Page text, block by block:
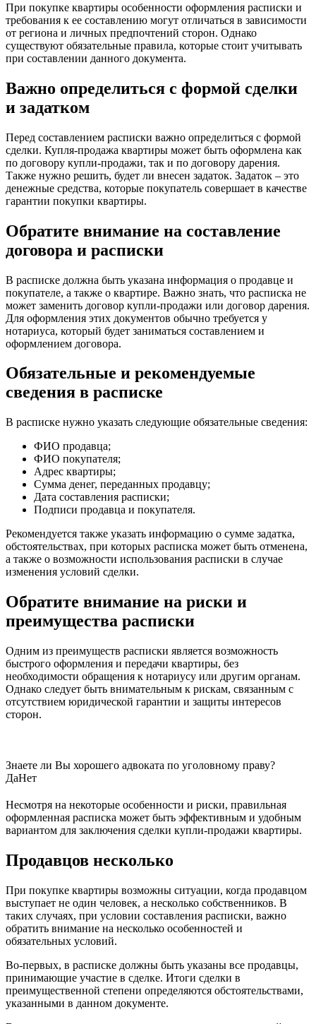
При покупке квартиры особенности оформления расписки и
требования к ее составлению могут отличаться в зависимости
от региона и личных предпочтений сторон. Однако
существуют обязательные правила, которые стоит учитывать
при составлении данного документа.
Важно определиться с формой сделки
и задатком
Перед составлением расписки важно определиться с формой
сделки. Купля-продажа квартиры может быть оформлена как
по договору купли-продажи, так и по договору дарения.
Также нужно решить, будет ли внесен задаток. Задаток – это
денежные средства, которые покупатель совершает в качестве
гарантии покупки квартиры.
Обратите внимание на составление
договора и расписки
В расписке должна быть указана информация о продавце и
покупателе, а также о квартире. Важно знать, что расписка не
может заменить договор купли-продажи или договор дарения.
Для оформления этих документов обычно требуется у
нотариуса, который будет заниматься составлением и
оформлением договора.
Обязательные и рекомендуемые
сведения в расписке
В расписке нужно указать следующие обязательные сведения:
ФИО продавца;
ФИО покупателя;
Адрес квартиры;
Сумма денег, переданных продавцу;
Дата составления расписки;
Подписи продавца и покупателя.
Рекомендуется также указать информацию о сумме задатка,
обстоятельствах, при которых расписка может быть отменена,
а также о возможности использования расписки в случае
изменения условий сделки.
Обратите внимание на риски и
преимущества расписки
Одним из преимуществ расписки является возможность
быстрого оформления и передачи квартиры, без
необходимости обращения к нотариусу или другим органам.
Однако следует быть внимательным к рискам, связанным с
отсутствием юридической гарантии и защиты интересов
сторон.
Знаете ли Вы хорошего адвоката по уголовному праву?
ДаНет
Несмотря на некоторые особенности и риски, правильная
оформленная расписка может быть эффективным и удобным
вариантом для заключения сделки купли-продажи квартиры.
Продавцов несколько
При покупке квартиры возможны ситуации, когда продавцом
выступает не один человек, а несколько собственников. В
таких случаях, при условии составления расписки, важно
обратить внимание на несколько особенностей и
обязательных условий.
Во-первых, в расписке должны быть указаны все продавцы,
принимающие участие в сделке. Итоги сделки в
преимущественной степени определяются обстоятельствами,
указанными в данном документе.